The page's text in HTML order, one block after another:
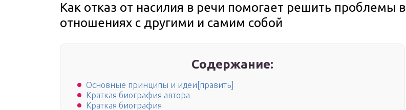
Как отказ от насилия в речи помогает решить проблемы в
отношениях с другими и самим собой
Содержание:
Основные принципы и идеи[править]
Краткая биография автора
Краткая биография